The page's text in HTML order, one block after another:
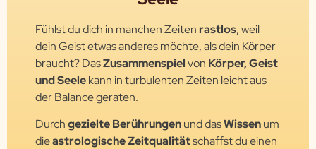
Fühlst du dich in manchen Zeitenrastlos, weil
dein Geist etwas anderes möchte, als dein Körper
braucht? DasZusammenspielvon Körper, Geist
und Seelekann in turbulenten Zeiten leicht aus
der Balance geraten.
Durchgezielte Berührungenund dasWissenum
dieastrologische Zeitqualitätschaffst du einen